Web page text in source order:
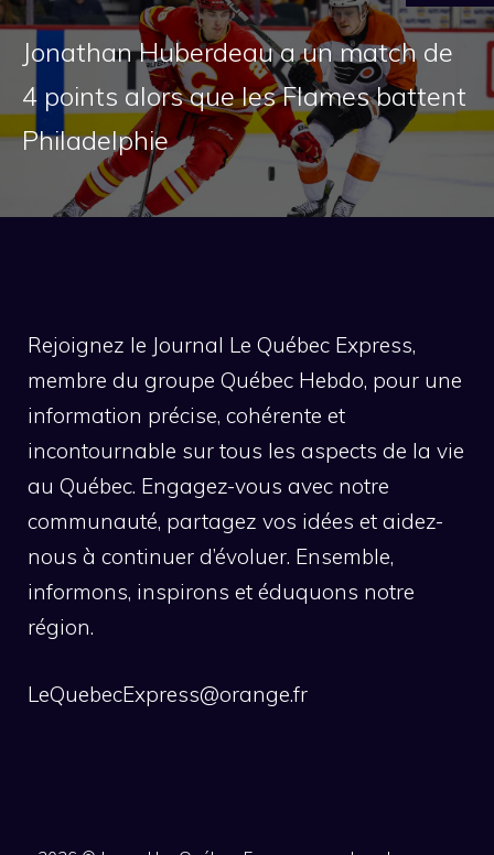
Jonathan Huberdeau a un match de
4 points alors que les Flames battent
Philadelphie
Rejoignez le Journal Le Québec Express,
membre du groupe Québec Hebdo, pour une
information précise, cohérente et
incontournable sur tous les aspects de la vie
au Québec. Engagez-vous avec notre
communauté, partagez vos idées et aidez-
nous à continuer d’évoluer. Ensemble,
informons, inspirons et éduquons notre
région.
LeQuebecExpress@orange.fr